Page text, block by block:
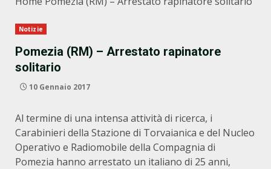
Notizie
Pomezia (RM) – Arrestato rapinatore
solitario
10 Gennaio 2017
Al termine di una intensa attività di ricerca, i
Carabinieri della Stazione di Torvaianica e del Nucleo
Operativo e Radiomobile della Compagnia di
Pomezia hanno arrestato un italiano di 25 anni,